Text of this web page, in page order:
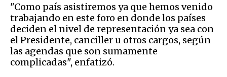
"Como país asistiremos ya que hemos venido
trabajando en este foro en donde los países
deciden el nivel de representación ya sea con
el Presidente, canciller u otros cargos, según
las agendas que son sumamente
complicadas", enfatizó.